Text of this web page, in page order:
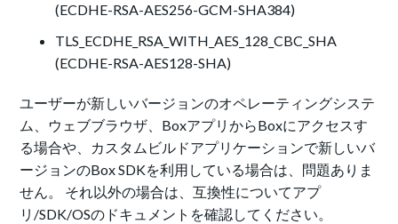
(ECDHE-RSA-AES256-GCM-SHA384)
TLS_ECDHE_RSA_WITH_AES_128_CBC_SHA
(ECDHE-RSA-AES128-SHA)
ユーザーが新しいバージョンのオペレーティングシステ
ム、ウェブブラウザ、BoxアプリからBoxにアクセスす
る場合や、カスタムビルドアプリケーションで新しいバ
ージョンのBox SDKを利用している場合は、問題ありま
せん。 それ以外の場合は、互換性についてアプ
リ/SDK/OSのドキュメントを確認してください。